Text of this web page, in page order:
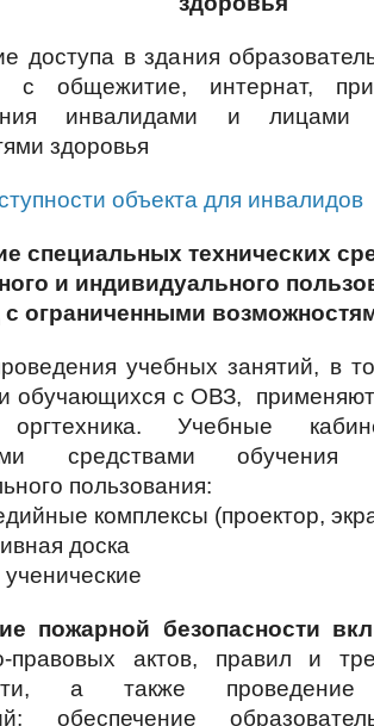
доступа в здания
с общежитие, интернат,
инвалидами и лицами
здоровья
объекта для инвалидов
специальных технических
и индивидуального
с ограниченными
учебных занятий, в
обучающихся с ОВЗ,
оргтехника. Учебные
средствами обучения
пользования:
комплексы (проектор,
доска
пожарной безопасности
правовых актов, правил и
а также проведение
обеспечение